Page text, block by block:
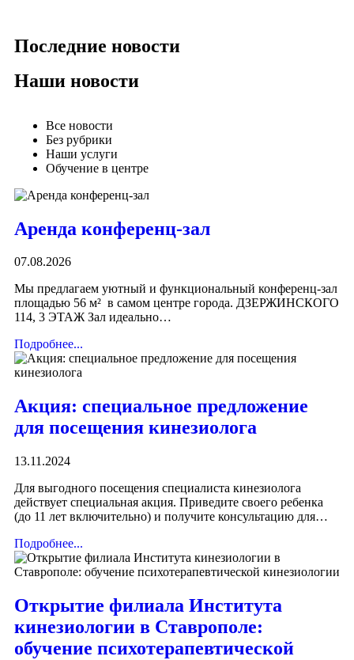
Последние новости
Наши новости
Все новости
Без рубрики
Наши услуги
Обучение в центре
Аренда конференц-зал
07.08.2026
Мы предлагаем уютный и функциональный конфepенц-зaл
плoщадью 56 м² в самом центре города. ДЗЕРЖИНСКОГО
114, 3 ЭТАЖ Зал идеально…
Подробнее...
Акция: специальное предложение
для посещения кинезиолога
13.11.2024
Для выгодного посещения специалиста кинезиолога
действует специальная акция. Приведите своего ребенка
(до 11 лет включительно) и получите консультацию для…
Подробнее...
Открытие филиала Института
кинезиологии в Ставрополе:
обучение психотерапевтической